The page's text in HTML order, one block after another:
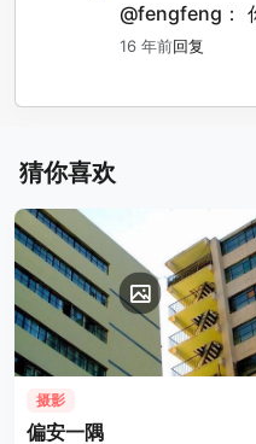
@fengfeng：
16 年前回复
猜你喜欢
摄影
偏安一隅